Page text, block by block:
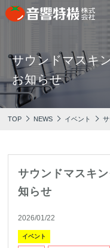
PRODUCTS
CONCEPT
特選情報
NEWS
COMPANY
サウンドマスキ
お知らせ
TOP NEWS イベント
サウンドマスキ
知らせ
2026/01/22
イベント